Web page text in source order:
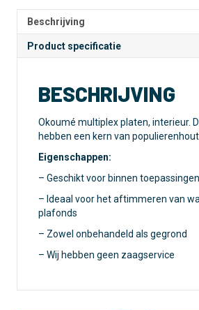
Onbehandeld
/
Gegrond
n
t
i
:
Beschrijving
Product specificatie
BESCHRIJVING
Okoumé multiplex platen, interieur.
hebben een kern van populierenhout.
Eigenschappen:
– Geschikt voor binnen toepassingen
– Ideaal voor het aftimmeren van
plafonds
– Zowel onbehandeld als gegrond
– Wij hebben geen zaagservice